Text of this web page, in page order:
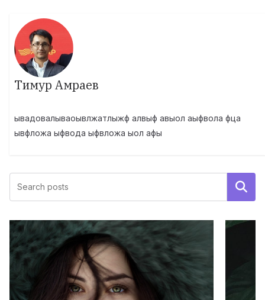
Тимур Амраев
ывадовалываоывлжатлыжф алвыф авыол аыфвола фца
ывфложа ыфвода ыфвложа ыол афы
Поиск